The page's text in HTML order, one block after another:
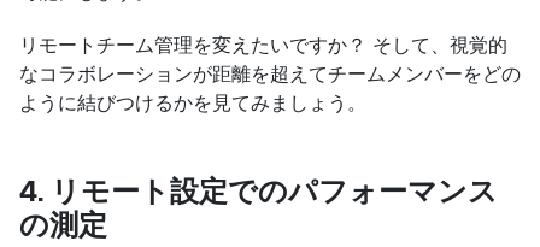
リモートチーム管理を変えたいですか？ そして、視覚的
なコラボレーションが距離を超えてチームメンバーをどの
ように結びつけるかを見てみましょう。
4. リモート設定でのパフォーマンス
の測定